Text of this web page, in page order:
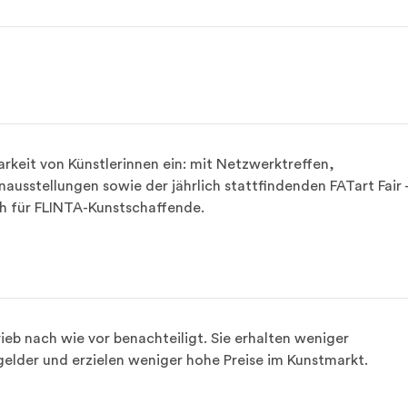
von Künstlerinnen ein: mit Netzwerktreffen,
sowie der jährlich stattfindenden FATart Fair
für FLINTA-Kunstschaffende.
nach wie vor benachteiligt. Sie erhalten weniger
und erzielen weniger hohe Preise im Kunstmarkt.